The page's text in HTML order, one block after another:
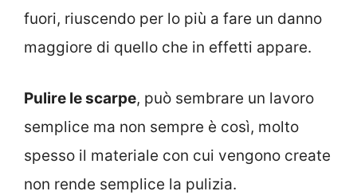
fuori, riuscendo per lo più a fare un danno
maggiore di quello che in effetti appare.
Pulire le scarpe, può sembrare un lavoro
semplice ma non sempre è così, molto
spesso il materiale con cui vengono create
non rende semplice la pulizia.